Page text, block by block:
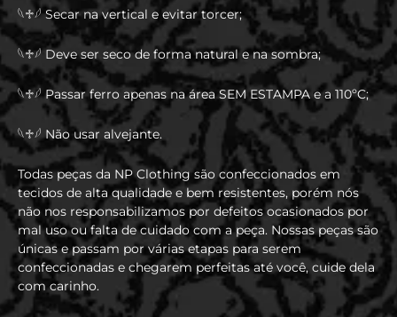
𓆩♱𓆪 Secar na vertical e evitar torcer;
𓆩♱𓆪 Deve ser seco de forma natural e na sombra;
𓆩♱𓆪 Passar ferro apenas na área SEM ESTAMPA e a 110ºC;
𓆩♱𓆪 Não usar alvejante.
Todas peças da NP Clothing são confeccionados em
tecidos de alta qualidade e bem resistentes, porém nós
não nos responsabilizamos por defeitos ocasionados por
mal uso ou falta de cuidado com a peça. Nossas peças são
únicas e passam por várias etapas para serem
confeccionadas e chegarem perfeitas até você, cuide dela
com carinho.